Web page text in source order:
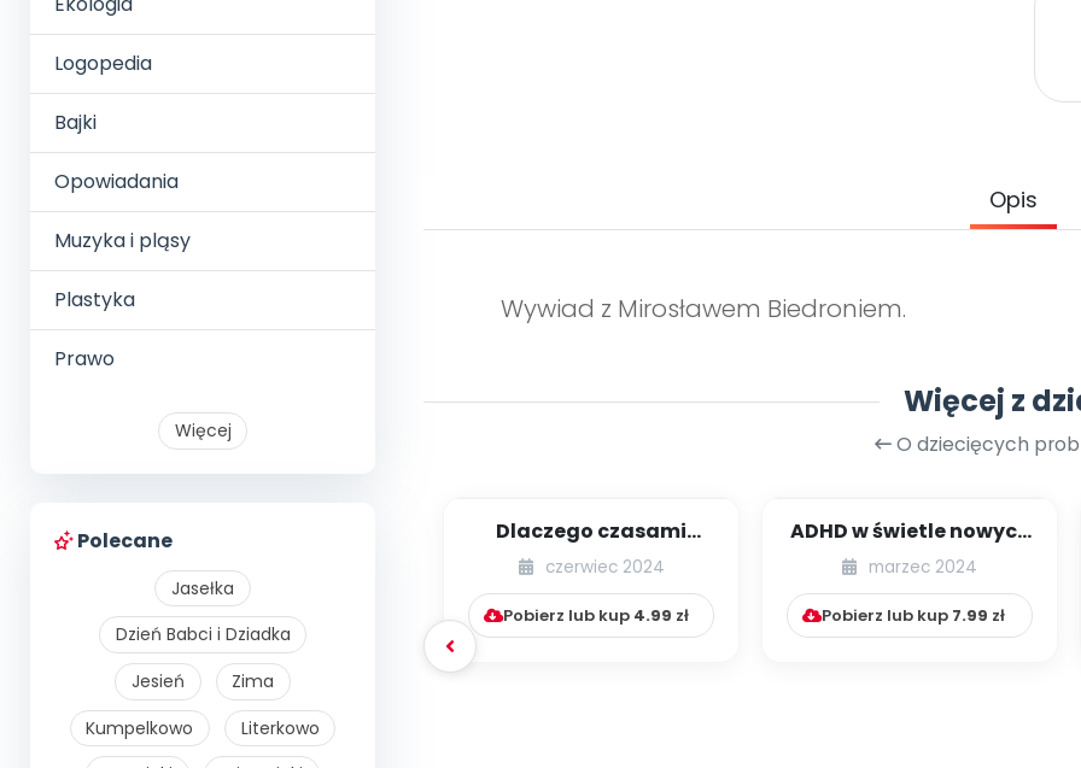
Logopedia
Bajki
Opowiadania
Muzyka i pląsy
Plastyka
Prawo
Więcej
Polecane
Jasełka
Dzień Babci i Dziadka
Jesień
Zima
Kumpelkowo
Literkowo
Opis
Wywiad z Mirosławem Biedroniem.
Więcej z
O dziecięcych
Dlaczego czasami
boimy się nowych
rzeczy? Psychologia l...
czerwiec 2024
Pobierz lub kup 4.99 zł
ADHD w świetle nowych
badań – objawy,
przyczyny, diagno...
marzec 2024
Pobierz lub kup 7.99 zł